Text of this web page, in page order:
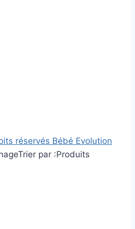
réservés Bébé Evolution
Trier par :Produits